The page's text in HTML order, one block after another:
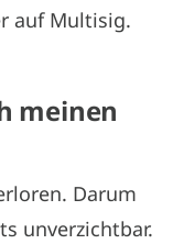
auf Multisig.
meinen
Darum
unverzichtbar.